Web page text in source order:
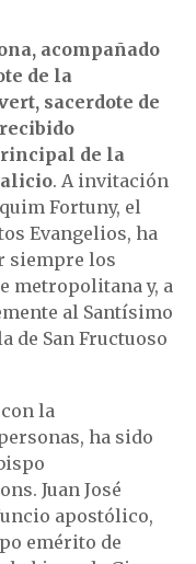
acompañado
de la
sacerdote de
de la
. A invitación
Fortuny, el
Evangelios, ha
siempre los
metropolitana y, a
al Santísimo
de San Fructuoso
la
ha sido
Juan José
apostólico,
emérito de